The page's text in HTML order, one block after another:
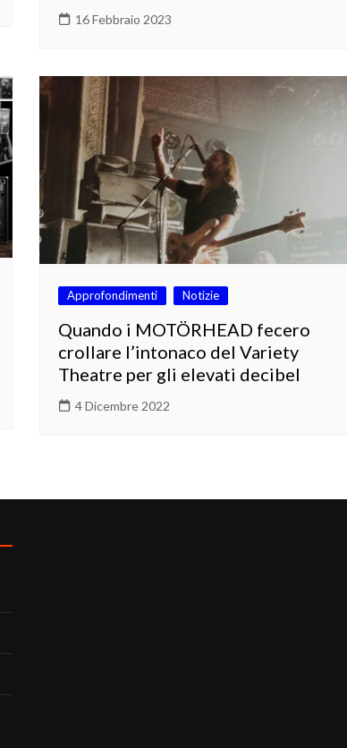
16 Febbraio 2023
Approfondimenti Notizie
Quando i MOTÖRHEAD fecero
crollare l’intonaco del Variety
Theatre per gli elevati decibel
4 Dicembre 2022